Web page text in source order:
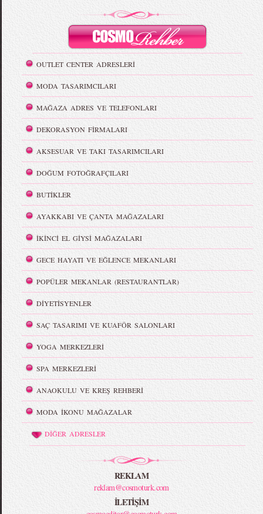
OUTLET CENTER ADRESLERİ
MODA TASARIMCILARI
MAĞAZA ADRES VE TELEFONLARI
DEKORASYON FİRMALARI
AKSESUAR VE TAKI TASARIMCILARI
DOĞUM FOTOĞRAFÇILARI
BUTİKLER
AYAKKABI VE ÇANTA MAĞAZALARI
İKİNCİ EL GİYSİ MAĞAZALARI
GECE HAYATI VE EĞLENCE MEKANLARI
POPÜLER MEKANLAR (RESTAURANTLAR)
DİYETİSYENLER
SAÇ TASARIMI VE KUAFÖR SALONLARI
YOGA MERKEZLERİ
SPA MERKEZLERİ
ANAOKULU VE KREŞ REHBERİ
MODA İKONU MAĞAZALAR
DİĞER ADRESLER
REKLAM
reklam@cosmoturk.com
İLETİŞİM